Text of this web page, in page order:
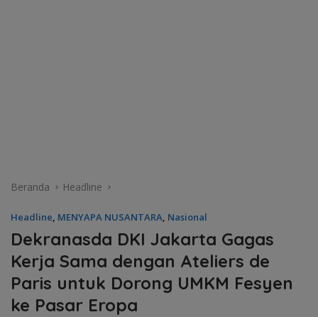
Beranda Headline
Headline, MENYAPA NUSANTARA, Nasional
Dekranasda DKI Jakarta Gagas
Kerja Sama dengan Ateliers de
Paris untuk Dorong UMKM Fesyen
ke Pasar Eropa